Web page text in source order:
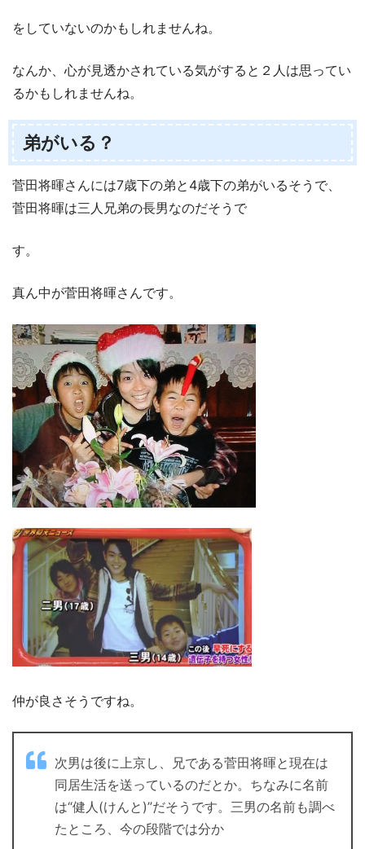
をしていないのかもしれませんね。
なんか、心が見透かされている気がすると２人は思ってい
るかもしれませんね。
弟がいる？
菅田将暉さんには7歳下の弟と4歳下の弟がいるそうで、
菅田将暉は三人兄弟の長男なのだそうで
す。
真ん中が菅田将暉さんです。
仲が良さそうですね。
次男は後に上京し、兄である菅田将暉と現在は
同居生活を送っているのだとか。ちなみに名前
は“健人(けんと)”だそうです。三男の名前も調べ
たところ、今の段階では分か